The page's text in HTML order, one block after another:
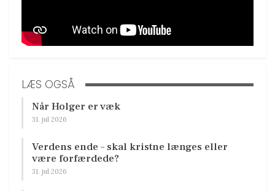
LÆS OGSÅ
Når Holger er væk
31. jul 2026
Verdens ende – skal kristne længes eller
være forfærdede?
31. jul 2026